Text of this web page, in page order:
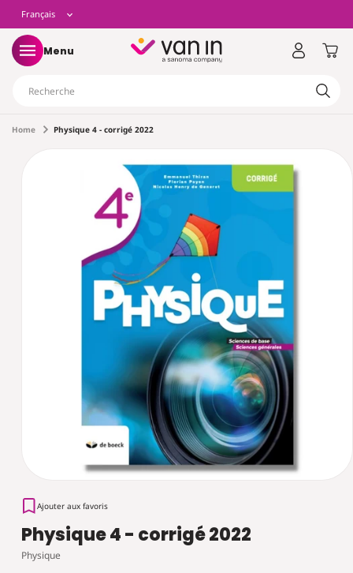
L
a
n
g
Français
Menu
Recherche
Panier
Home Physique 4 - corrigé 2022
Ajouter aux favoris
Physique 4 - corrigé 2022
Physique